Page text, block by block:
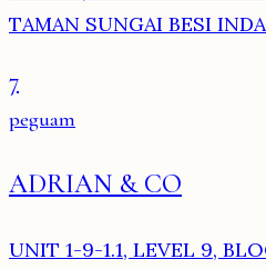
TAMAN SUNGAI BESI
7
peguam
ADRIAN & CO
UNIT 1-9-1.1, LEVEL 9,